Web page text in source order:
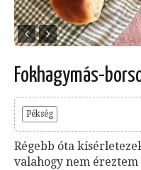
Fokhagymás-
Pékség
Régebb óta
valahogy nem éreztem